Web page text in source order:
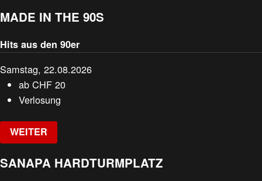
MADE IN THE 90S
Hits aus den 90er
Samstag, 22.08.2026
abCHF 20
Verlosung
WEITER
SANAPA HARDTURMPLATZ